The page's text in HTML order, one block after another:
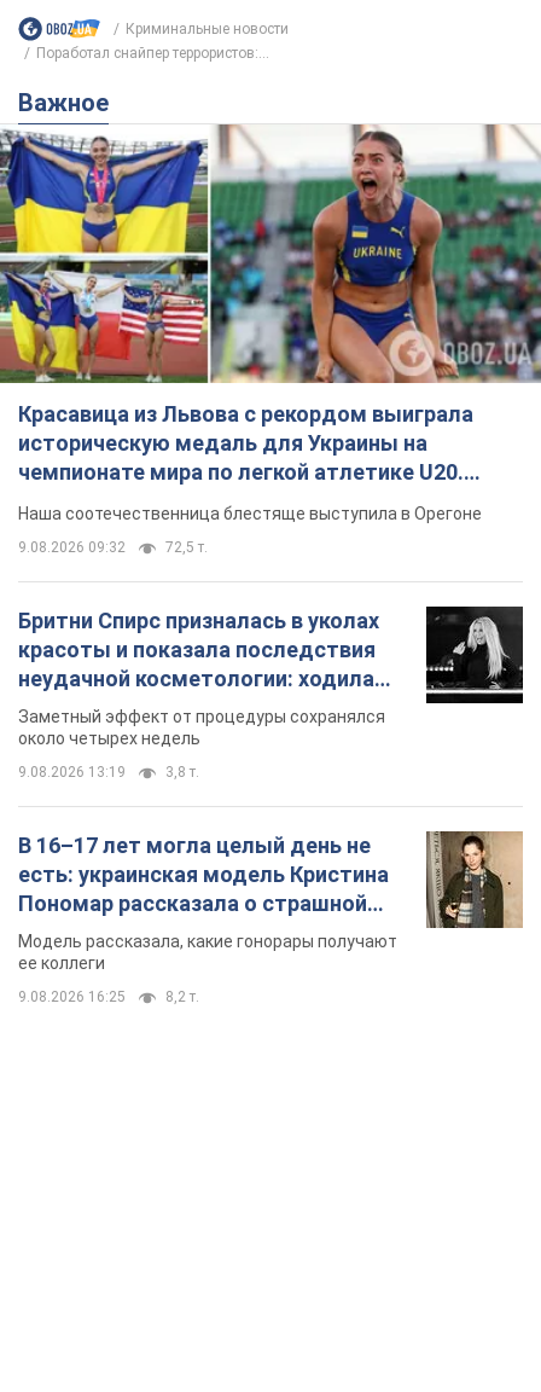
Криминальные новости
Поработал снайпер террористов:...
Важное
Красавица из Львова с рекордом выиграла
историческую медаль для Украины на
чемпионате мира по легкой атлетике U20.
Видео
Наша соотечественница блестяще выступила в Орегоне
9.08.2026 09:32 72,5 т.
Бритни Спирс призналась в уколах
красоты и показала последствия
неудачной косметологии: ходила
так почти месяц
Заметный эффект от процедуры сохранялся
около четырех недель
9.08.2026 13:19 3,8 т.
В 16–17 лет могла целый день не
есть: украинская модель Кристина
Пономар рассказала о страшной
стороне модельной карьеры
Модель рассказала, какие гонорары получают
ее коллеги
9.08.2026 16:25 8,2 т.